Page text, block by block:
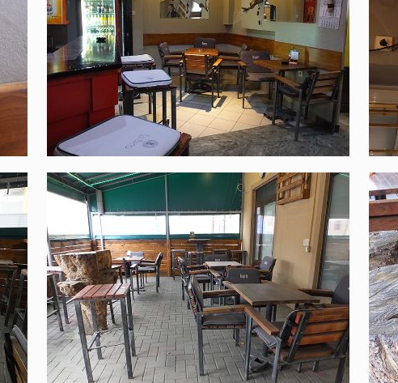
Struja u prolazu
Čakovec